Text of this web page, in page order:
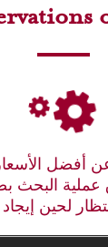
أفضل
البحث
لحين إيجاد